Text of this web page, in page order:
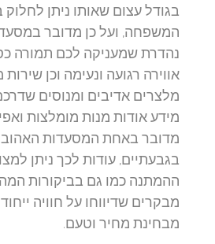
בגודל עצום שאותו ניתן לחלוק
המשפחה, ועל כן מדובר
נהדרת שמעניקה לכם תמורה
אווירה רגועה ונעימה וכן שירות
מלצרים אדיבים ומנוסים
מידע אודות מנות מומלצות
מדובר באחת המסעדות
בגבעתיים, עודות לכך ניתן
ההמתנה כמו גם בביקורות
מבקרים שדיווחו על חוויה
מבחינת מחיר וטעם.